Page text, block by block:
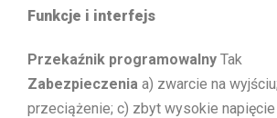
Funkcje i interfejs
Przekaźnik programowalny Tak
Zabezpieczenia a) zwarcie na
przeciążenie; c) zbyt wysokie